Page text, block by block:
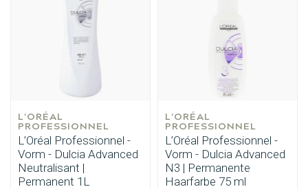
Haarfärbung
L'ORÉAL
PROFESSIONNEL
L’Oréal Professionnel -
Vorm - Dulcia Advanced
Neutralisant |
Permanent 1L
L'ORÉAL
PROFESSIONNEL
L’Oréal Professionnel -
Vorm - Dulcia Advanced
N3 | Permanente
Haarfarbe 75 ml